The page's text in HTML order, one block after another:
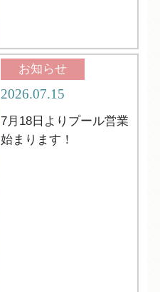
お知らせ
2026.07.15
7月18日よりプール営業
始まります！